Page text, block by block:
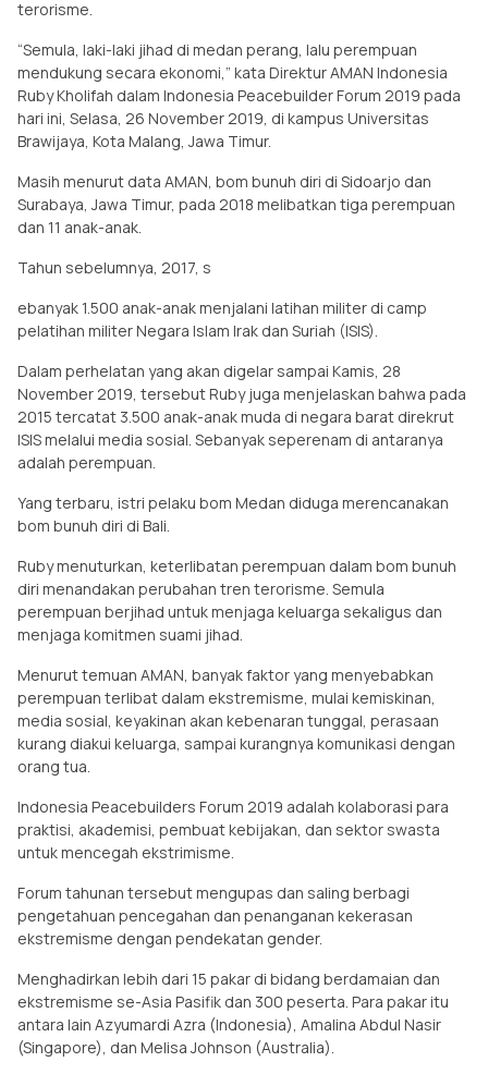
terorisme.
“Semula, laki-laki jihad di medan perang, lalu perempuan
mendukung secara ekonomi,” kata Direktur AMAN Indonesia
Ruby Kholifah dalam Indonesia Peacebuilder Forum 2019 pada
hari ini, Selasa, 26 November 2019, di kampus Universitas
Brawijaya, Kota Malang, Jawa Timur.
Masih menurut data AMAN, bom bunuh diri di Sidoarjo dan
Surabaya, Jawa Timur, pada 2018 melibatkan tiga perempuan
dan 11 anak-anak.
Tahun sebelumnya, 2017, s
ebanyak 1.500 anak-anak menjalani latihan militer di camp
pelatihan militer Negara Islam Irak dan Suriah (ISIS).
Dalam perhelatan yang akan digelar sampai Kamis, 28
November 2019, tersebut Ruby juga menjelaskan bahwa pada
2015 tercatat 3.500 anak-anak muda di negara barat direkrut
ISIS melalui media sosial. Sebanyak seperenam di antaranya
adalah perempuan.
Yang terbaru, istri pelaku bom Medan diduga merencanakan
bom bunuh diri di Bali.
Ruby menuturkan, keterlibatan perempuan dalam bom bunuh
diri menandakan perubahan tren terorisme. Semula
perempuan berjihad untuk menjaga keluarga sekaligus dan
menjaga komitmen suami jihad.
Menurut temuan AMAN, banyak faktor yang menyebabkan
perempuan terlibat dalam ekstremisme, mulai kemiskinan,
media sosial, keyakinan akan kebenaran tunggal, perasaan
kurang diakui keluarga, sampai kurangnya komunikasi dengan
orang tua.
Indonesia Peacebuilders Forum 2019 adalah kolaborasi para
praktisi, akademisi, pembuat kebijakan, dan sektor swasta
untuk mencegah ekstrimisme.
Forum tahunan tersebut mengupas dan saling berbagi
pengetahuan pencegahan dan penanganan kekerasan
ekstremisme dengan pendekatan gender.
Menghadirkan lebih dari 15 pakar di bidang berdamaian dan
ekstremisme se-Asia Pasifik dan 300 peserta. Para pakar itu
antara lain Azyumardi Azra (Indonesia), Amalina Abdul Nasir
(Singapore), dan Melisa Johnson (Australia).